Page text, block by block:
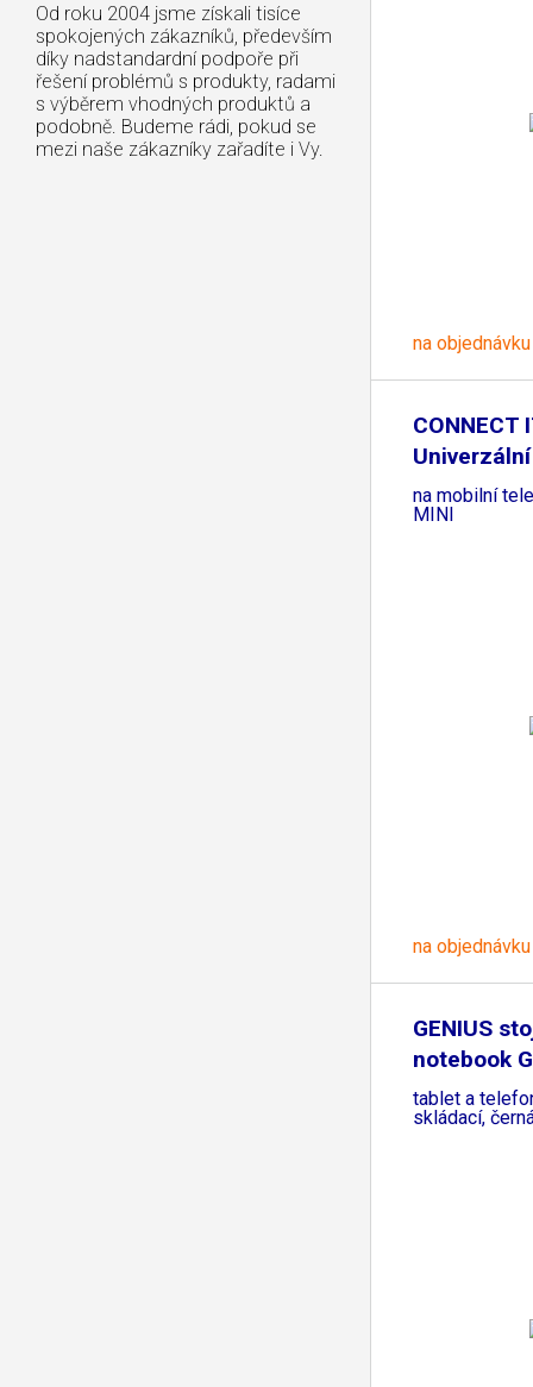
Od roku 2004 jsme získali tisíce
spokojených zákazníků, především
díky nadstandardní podpoře při
řešení problémů s produkty, radami
s výběrem vhodných produktů a
podobně. Budeme rádi, pokud se
mezi naše zákazníky zařadíte i Vy.
na objednávku
CONNECT
na mobilní
MINI
na objednávku
GENIUS
notebook
M100,
tablet a
skládací,